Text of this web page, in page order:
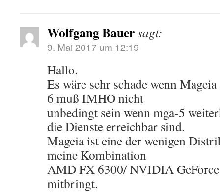
Wolfgang Bauersagt:
9. Mai 2017 um 12:19
Hallo.
Es wäre sehr schade wenn
6 muß IMHO nicht
unbedingt sein wenn mga-5
die Dienste erreichbar sind.
Mageia ist eine der wenigen
meine Kombination
AMD FX 6300/ NVIDIA
mitbringt.